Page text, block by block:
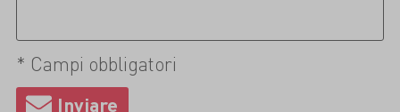
* Campi obbligatori